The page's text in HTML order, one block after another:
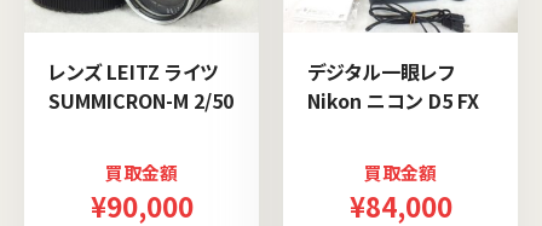
レンズ LEITZ ライツ
SUMMICRON-M 2/50
買取金額
¥90,000
デジタル一眼レフ
Nikon ニコン D5 FX
買取金額
¥84,000